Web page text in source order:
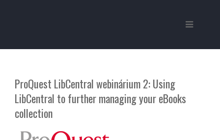
ProQuest LibCentral webinárium 2: Using
LibCentral to further managing your eBooks
collection